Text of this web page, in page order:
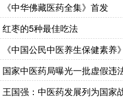
《中华佛藏医药全集》首发
红枣的5种最佳吃法
《中国公民中医养生保健素
国家中医药局曝光一批虚假违
王国强：中医药发展列为国家